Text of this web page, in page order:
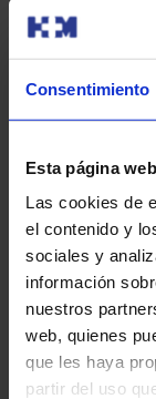
Consentimiento
Esta página
Las cookies de
el contenido y
sociales y
información
nuestros
web, quienes
que les haya
partir del uso
Por eso es
graves.
¿Qué
La mayoría de
Urgencias son
sólida